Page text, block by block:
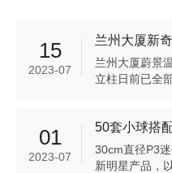
15
2023-07
兰州大厦蔚景
立柱日前已全
01
2023-07
30cm直径P3
新明星产品，